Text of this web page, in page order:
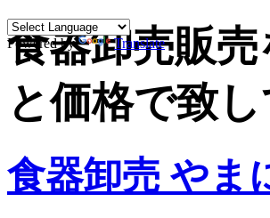
Powered by Translate
食器卸売販
と価格で致
食器卸売 やま